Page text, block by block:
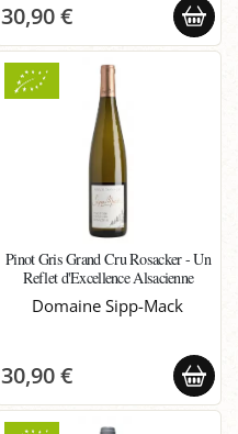
30,90 €
Pinot Gris Grand Cru Rosacker - Un
Reflet d'Excellence Alsacienne
Domaine Sipp-Mack
30,90 €